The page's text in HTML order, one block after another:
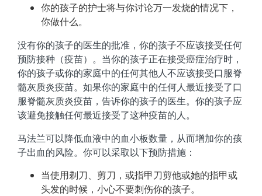
你的孩子的护士将与你讨论万一发烧的情况下，
你做什么。
没有你的孩子的医生的批准，你的孩子不应该接受任何
预防接种（疫苗）。当你的孩子正在接受癌症治疗时，
你的孩子或你的家庭中的任何其他人不应该接受口服脊
髓灰质炎疫苗。如果你的家庭中的任何人最近接受了口
服脊髓灰质炎疫苗，告诉你的孩子的医生。你的孩子应
该避免接触任何最近接受了这种疫苗的人。
马法兰可以降低血液中的血小板数量，从而增加你的孩
子出血的风险。你可以采取以下预防措施：
当使用剃刀、剪刀，或指甲刀剪他或她的指甲或
头发的时候，小心不要刺伤你的孩子。